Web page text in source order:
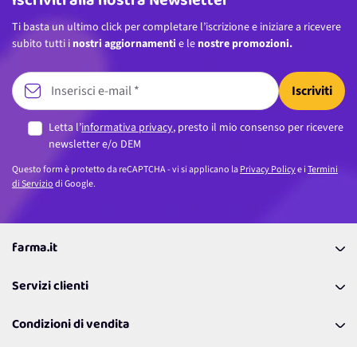
Ti basta un ultimo click per completare l’iscrizione e iniziare a ricevere
subito tutti i nostri aggiornamenti e le nostre promozioni.
Iscriviti
Letta l’informativa privacy, presto il mio consenso per ricevere
newsletter e/o DEM
Questo form è protetto da reCAPTCHA - vi si applicano laPrivacy Policye iTermini
di Serviziodi Google.
farma.it
Coupon
Lavora con noi
Servizi clienti
Richiamami
Condizioni di vendita